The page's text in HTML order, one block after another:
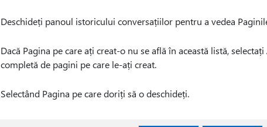
Deschideți panoul istoricului conversațiilor pentru a vedea
Dacă Pagina pe care ați creat-o nu se află în această listă, selectați
completă de pagini pe care le-ați creat.
Selectând Pagina pe care doriți să o deschideți.